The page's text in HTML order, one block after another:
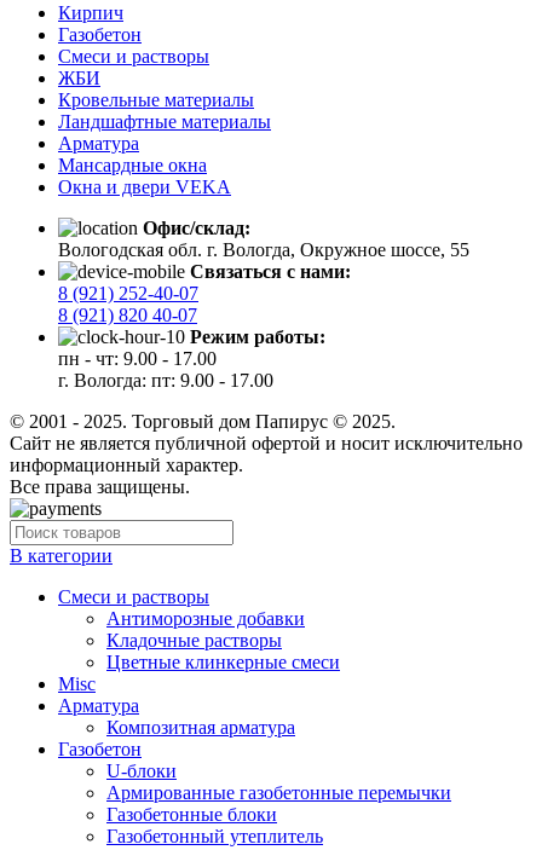
Кирпич
Газобетон
Cмеси и растворы
ЖБИ
Кровельные материалы
Ландшафтные материалы
Арматура
Мансардные окна
Окна и двери VEKA
Офис/склад:
Вологодская обл. г. Вологда, Окружное шоссе, 55
Связаться с нами:
8 (921) 252-40-07
8 (921) 820 40-07
Режим работы:
пн - чт: 9.00 - 17.00
г. Вологда: пт: 9.00 - 17.00
© 2001 - 2025. Торговый дом Папирус © 2025.
Cайт не является публичной офертой и носит исключительно
информационный характер.
Все права защищены.
В категории
Cмеси и растворы
Антиморозные добавки
Кладочные растворы
Цветные клинкерные смеси
Misc
Арматура
Композитная арматура
Газобетон
U-блоки
Армированные газобетонные перемычки
Газобетонные блоки
Газобетонный утеплитель